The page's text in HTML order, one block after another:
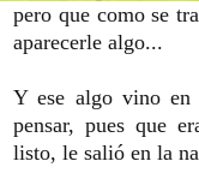
pero que como se
aparecerle algo...
Y ese algo vino en
pensar, pues que
listo, le salió en la